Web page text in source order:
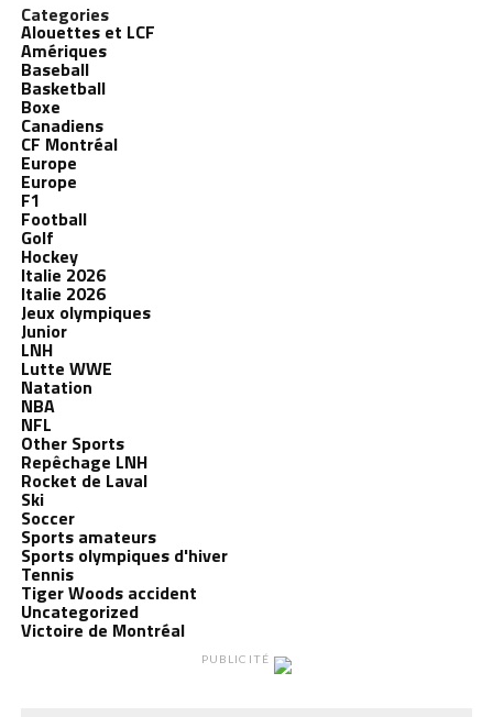
Categories
Alouettes et LCF
Amériques
Baseball
Basketball
Boxe
Canadiens
CF Montréal
Europe
Europe
F1
Football
Golf
Hockey
Italie 2026
Italie 2026
Jeux olympiques
Junior
LNH
Lutte WWE
Natation
NBA
NFL
Other Sports
Repêchage LNH
Rocket de Laval
Ski
Soccer
Sports amateurs
Sports olympiques d'hiver
Tennis
Tiger Woods accident
Uncategorized
Victoire de Montréal
PUBLICITÉ